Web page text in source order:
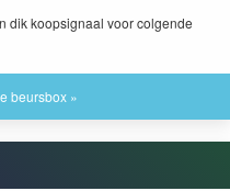
dik koopsignaal voor colgende
beursbox »